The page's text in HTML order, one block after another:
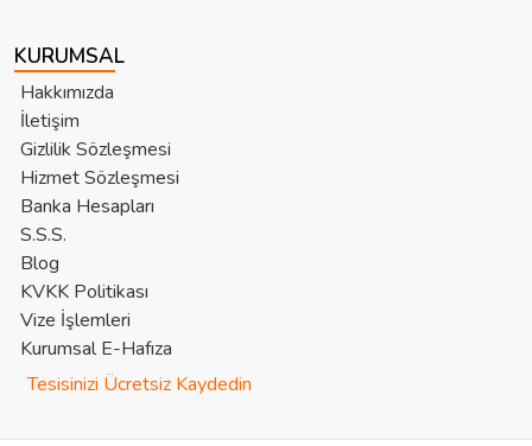
KURUMSAL
Hakkımızda
İletişim
Gizlilik Sözleşmesi
Hizmet Sözleşmesi
Banka Hesapları
S.S.S.
Blog
KVKK Politikası
Vize İşlemleri
Kurumsal E-Hafıza
Tesisinizi Ücretsiz Kaydedin